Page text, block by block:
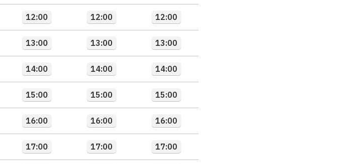
12:00
13:00
14:00
15:00
16:00
17:00
12:00
13:00
14:00
15:00
16:00
17:00
12:00
13:00
14:00
15:00
16:00
17:00